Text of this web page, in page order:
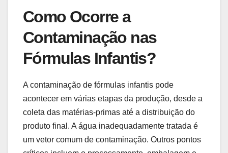
Como Ocorre a
Contaminação nas
Fórmulas Infantis?
A contaminação de fórmulas infantis pode
acontecer em várias etapas da produção, desde a
coleta das matérias-primas até a distribuição do
produto final. A água inadequadamente tratada é
um vetor comum de contaminação. Outros pontos